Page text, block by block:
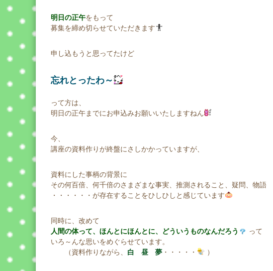
明日の正午をもって
募集を締め切らせていただきます
申し込もうと思ってたけど
忘れとったわ～
って方は、
明日の正午までにお申込みお願いいたしますねん
今、
講座の資料作りが終盤にさしかかっていますが、
資料にした事柄の背景に
その何百倍、何千倍のさまざまな事実、推測されること、疑問、物語
・・・・・・が存在することをひしひしと感じています
同時に、改めて
人間の体って、ほんとにほんとに、どういうものなんだろう
って
いろ～んな思いをめぐらせています。
（資料作りながら、 白 昼 夢 ・・・・・ ）